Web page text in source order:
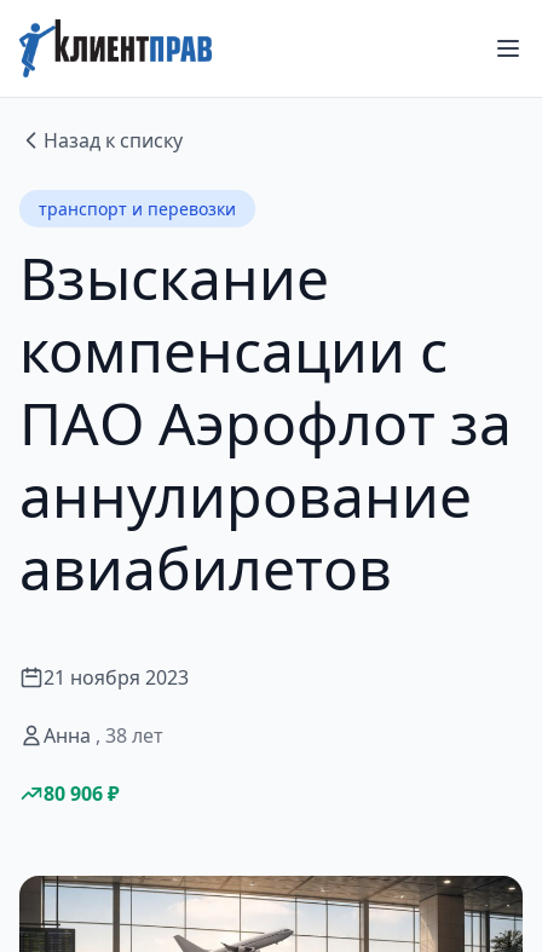
Назад к списку
транспорт и перевозки
Взыскание
компенсации с
ПАО Аэрофлот за
аннулирование
авиабилетов
21 ноября 2023
Анна , 38 лет
80 906 ₽